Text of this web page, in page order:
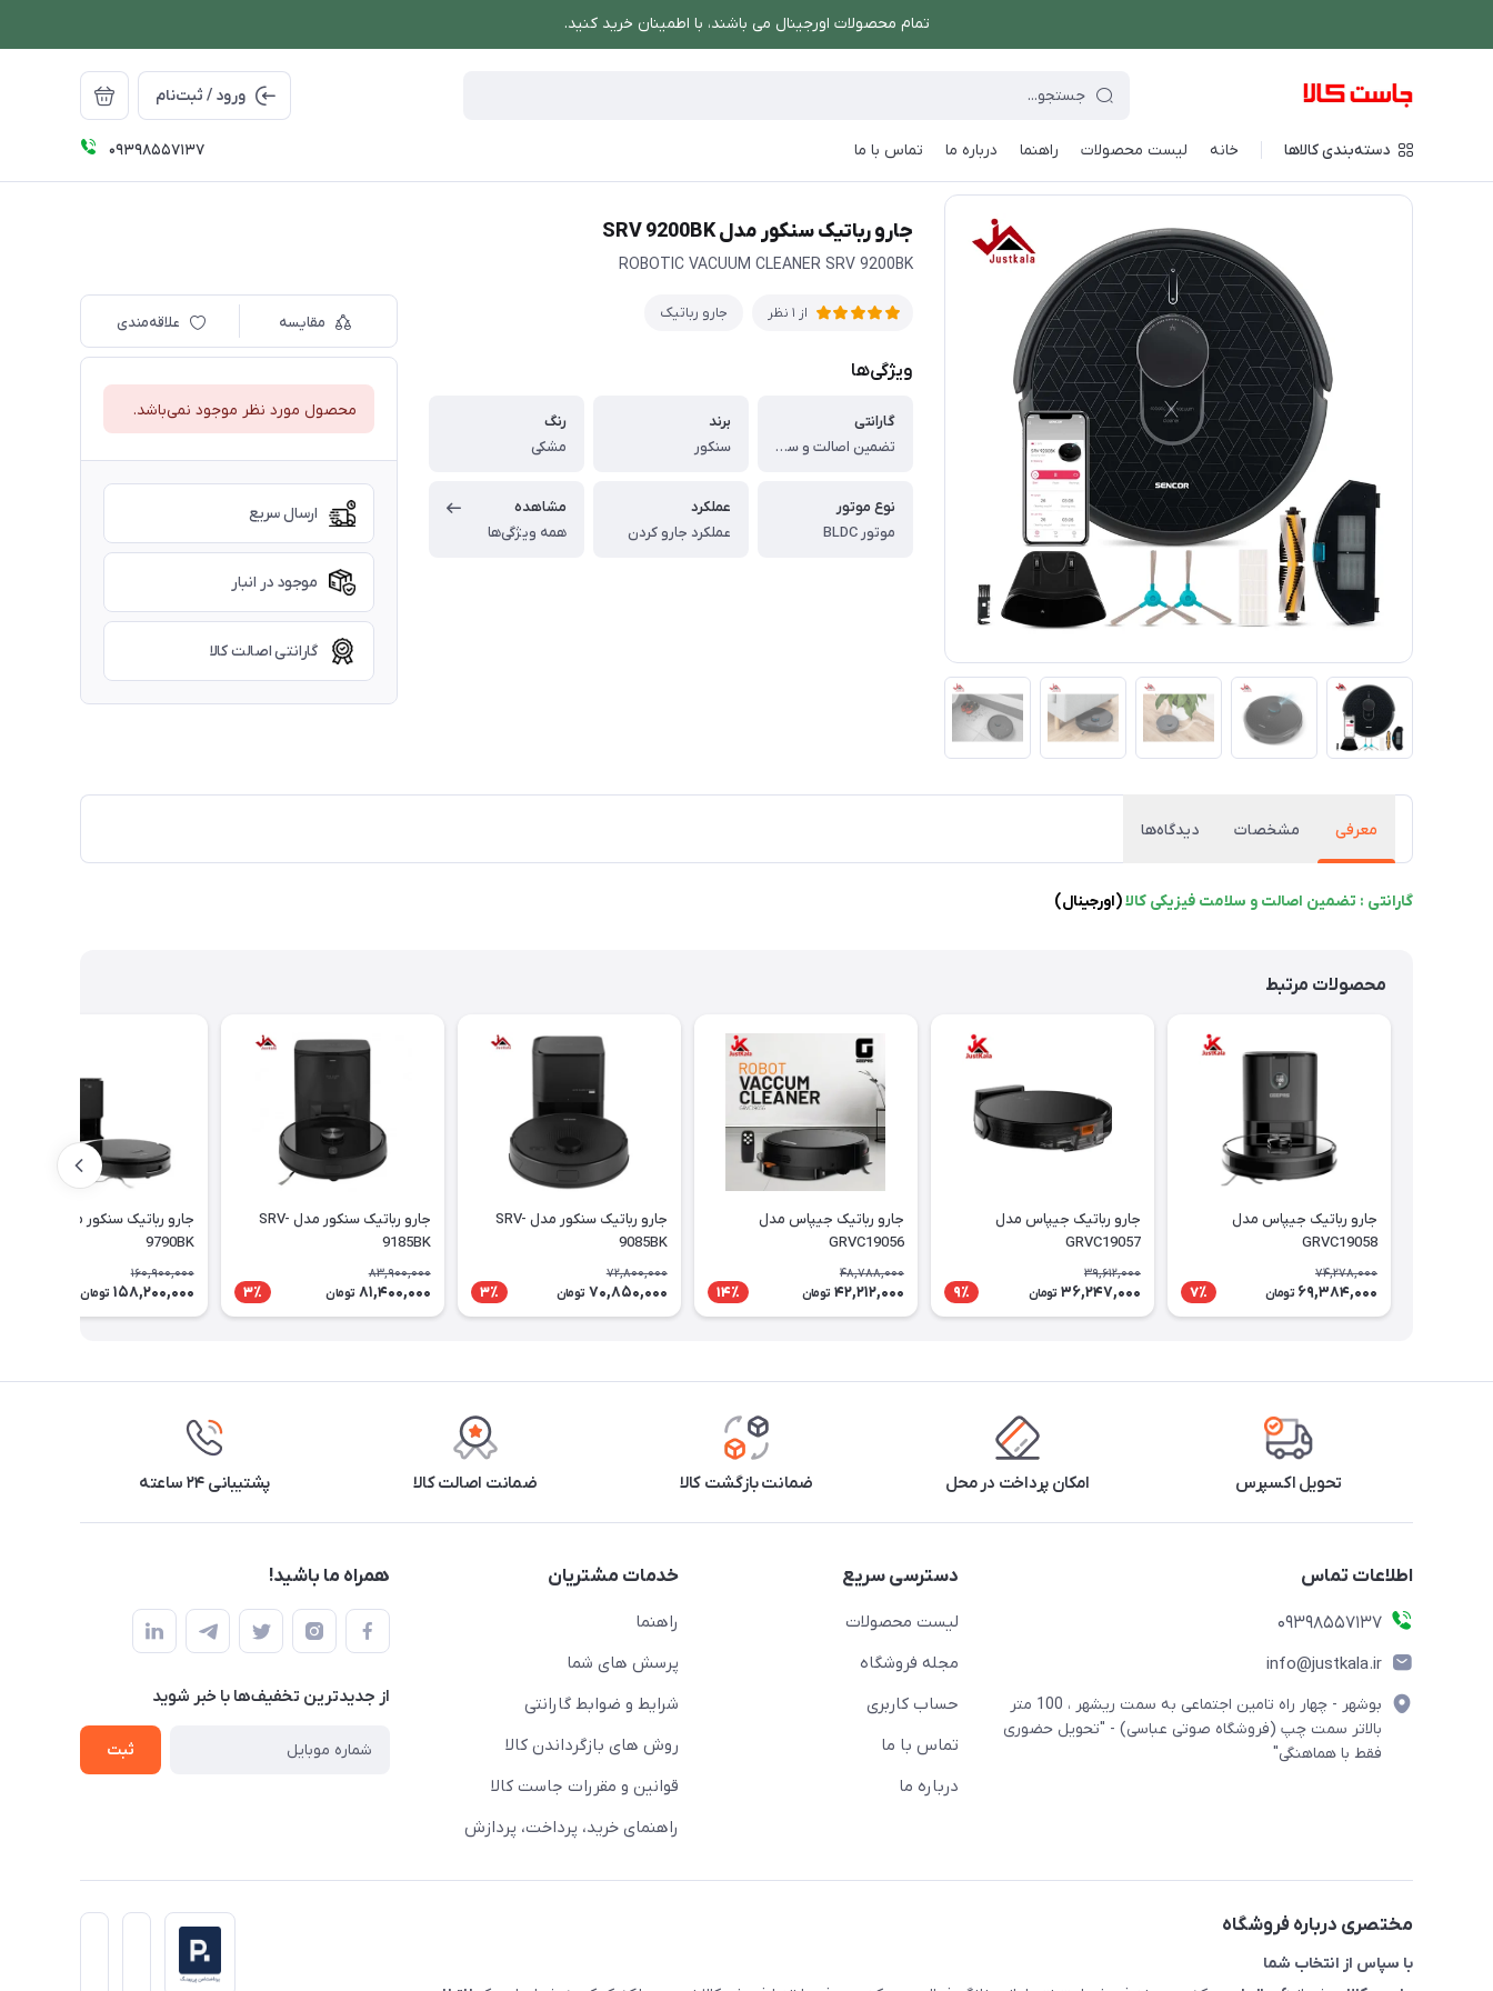
تمام محصولات اورجینال می باشند، با اطمینان خرید کنید.
ورود / ثبت‌نام
دسته‌بندی کالاها خانه لیست محصولات راهنما درباره ما تماس با ما 09398557137
فروشگاه اینترنتی جاست کالا شستشو و نظافت / جارو رباتیک جارو رباتیک سنکور مدل SRV 9200BK
جارو رباتیک سنکور مدل SRV 9200BK
ROBOTIC VACUUM CLEANER SRV 9200BK
از 1 نظر جارو رباتیک
ویژگی‌ها
گارانتی
تضمین اصالت و سلامت فیزیکی کالا
برند
سنکور
رنگ
مشکی
نوع موتور
موتور BLDC
عملکرد
عملكرد جارو كردن
مشاهده
همه ویژگی‌ها
مقایسه علاقه‌مندی
محصول مورد نظر موجود نمی‌باشد.
ارسال سریع
موجود در انبار
گارانتی اصالت کالا
معرفی مشخصات دیدگاه‌ها
گارانتی : تضمین اصالت و سلامت فیزیکی کالا(اورجینال)
محصولات مرتبط
جارو رباتيک جيپاس مدل
GRVC19058
74,278,000
69,384,000 تومان 7٪
جارو رباتيک جيپاس مدل
GRVC19057
39,612,000
36,247,000 تومان 9٪
جارو رباتيک جيپاس مدل
GRVC19056
48,788,000
42,212,000 تومان 14٪
جارو رباتیک سنکور مدل SRV-
9085BK
72,800,000
70,850,000 تومان 3٪
جارو رباتیک سنکور مدل SRV-
9185BK
83,900,000
81,400,000 تومان 3٪
9790BK
160,900,000
158,200,000 تومان
تحویل اکسپرس امکان پرداخت در محل ضمانت بازگشت کالا ضمانت اصالت کالا پشتیبانی ۲۴ ساعته
اطلاعات تماس
09398557137
info@justkala.ir
بوشهر - چهار راه تامین اجتماعی به سمت ریشهر ، 100 متر
بالاتر سمت چپ (فروشگاه صوتی عباسی) - "تحویل حضوری
فقط با هماهنگی"
دسترسی سریع
لیست محصولات
مجله فروشگاه
حساب کاربری
تماس با ما
درباره ما
خدمات مشتریان
راهنما
پرسش های شما
شرایط و ضوابط گارانتی
روش های بازگرداندن کالا
قوانین و مقررات جاست کالا
راهنمای خرید، پرداخت، پردازش
همراه ما باشید!
از جدید‌ترین تخفیف‌ها با‌ خبر شوید
ثبت
مختصری درباره فروشگاه
با سپاس از انتخاب شما